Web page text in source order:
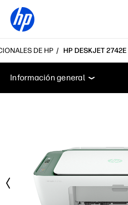
DE HP HP DESKJET
Información general
Información general
Accesorios